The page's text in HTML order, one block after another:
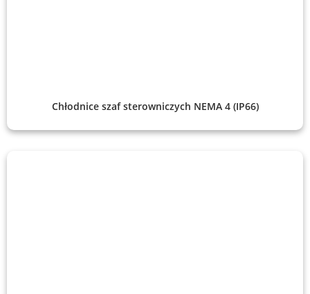
Chłodnice szaf sterowniczych NEMA 4 (IP66)